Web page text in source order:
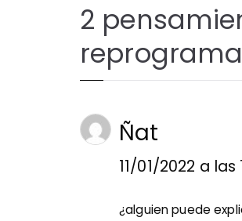
2
Ñat
11/01/2022 a las
¿alguien puede